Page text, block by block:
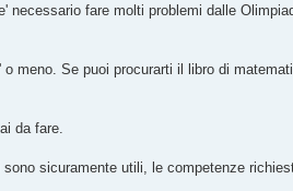
necessario fare molti problemi dalle
meno. Se puoi procurarti il libro di
da fare.
sono sicuramente utili, le competenze